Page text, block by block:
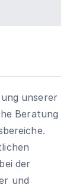
unserer
Beratung
der
und